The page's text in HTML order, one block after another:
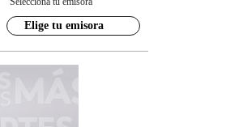
Elige tu emisora